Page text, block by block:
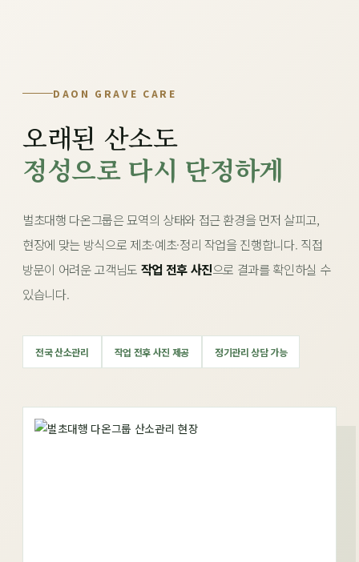
DAON GRAVE CARE
오래된 산소도
정성으로 다시 단정하게
벌초대행 다온그룹은 묘역의 상태와 접근 환경을 먼저 살피고,
현장에 맞는 방식으로 제초·예초·정리 작업을 진행합니다. 직접
방문이 어려운 고객님도 작업 전후 사진으로 결과를 확인하실 수
있습니다.
전국 산소관리 작업 전후 사진 제공 정기관리 상담 가능